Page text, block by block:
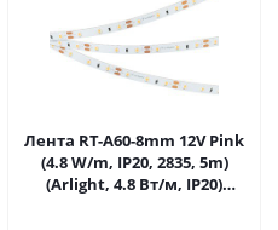
Лента RT-A60-8mm 12V Pink
(4.8 W/m, IP20, 2835, 5m)
(Arlight, 4.8 Вт/м, IP20)